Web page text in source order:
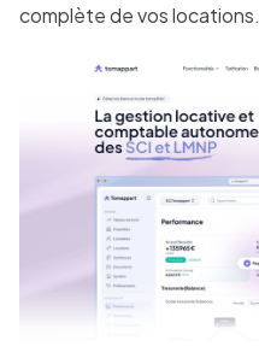
complète de vos locations.